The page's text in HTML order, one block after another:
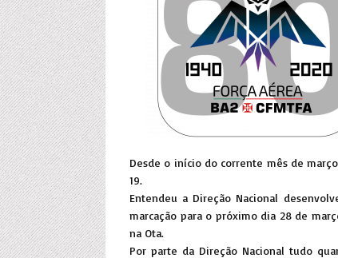
Desde o início do corrente mês de
19.
Entendeu a Direção Nacional
marcação para o próximo dia 28 de
na Ota.
Por parte da Direção Nacional tudo